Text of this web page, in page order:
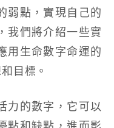
弱點，實現自己的
我們將介紹一些實
用生命數字命運的
目標。
力的數字，它可以